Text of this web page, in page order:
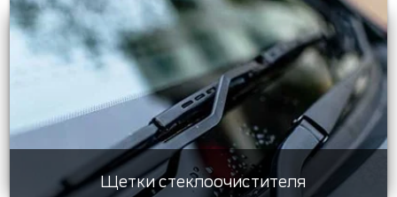
Щетки стеклоочистителя